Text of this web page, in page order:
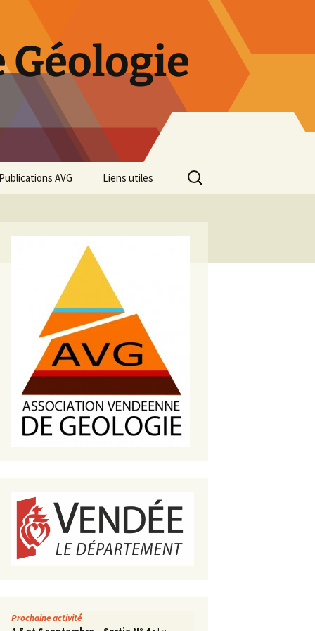
de roches
Publications AVG
Diaporama Exposition
minéralogique AVG 2016
Liens utiles
Rechercher :
Prochaine activité